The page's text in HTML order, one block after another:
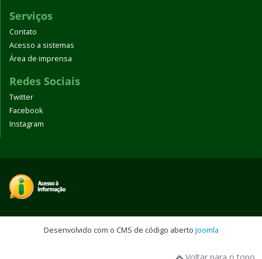
Serviços
Contato
Acesso a sistemas
Área de imprensa
Redes Sociais
Twitter
Facebook
Instagram
Desenvolvido com o CMS de código aberto Joomla